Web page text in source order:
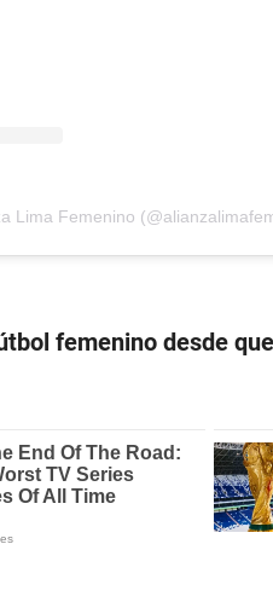
Lima Femenino
femenino desde